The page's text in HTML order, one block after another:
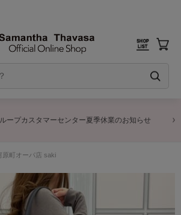
ープカスタマーセンター夏季休業のお知らせ
原町オーパ店 saki